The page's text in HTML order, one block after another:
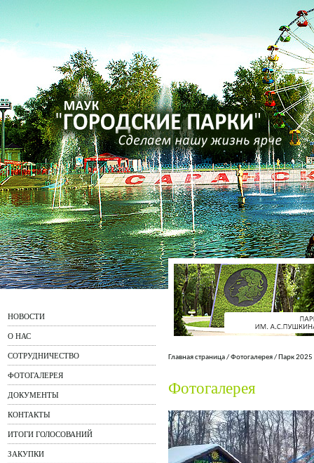
НОВОСТИ
О НАС
СОТРУДНИЧЕСТВО
ФОТОГАЛЕРЕЯ
ДОКУМЕНТЫ
КОНТАКТЫ
ИТОГИ ГОЛОСОВАНИЙ
ЗАКУПКИ
Главная страница/Фотогалерея/ Парк 2025
Фотогалерея